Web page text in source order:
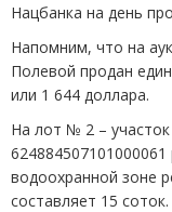
Нацбанка на день
Напомним, что на
Полевой продан
или 1 644 доллара.
На лот № 2 –
водоохранной зоне
составляет 15